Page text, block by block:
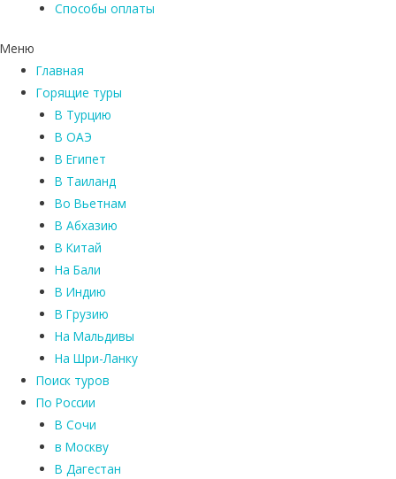
Способы оплаты
Меню
Главная
Горящие туры
В Турцию
В ОАЭ
В Египет
В Таиланд
Во Вьетнам
В Абхазию
В Китай
На Бали
В Индию
В Грузию
На Мальдивы
На Шри-Ланку
Поиск туров
По России
В Сочи
в Москву
В Дагестан